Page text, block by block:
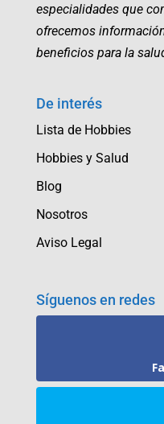
especialidades que
ofrecemos
beneficios para la
De interés
Lista de Hobbies
Hobbies y Salud
Blog
Nosotros
Aviso Legal
Síguenos en redes